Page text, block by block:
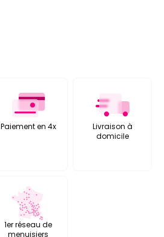
Paiement en 4x
Livraison à
domicile
1er réseau de
menuisiers